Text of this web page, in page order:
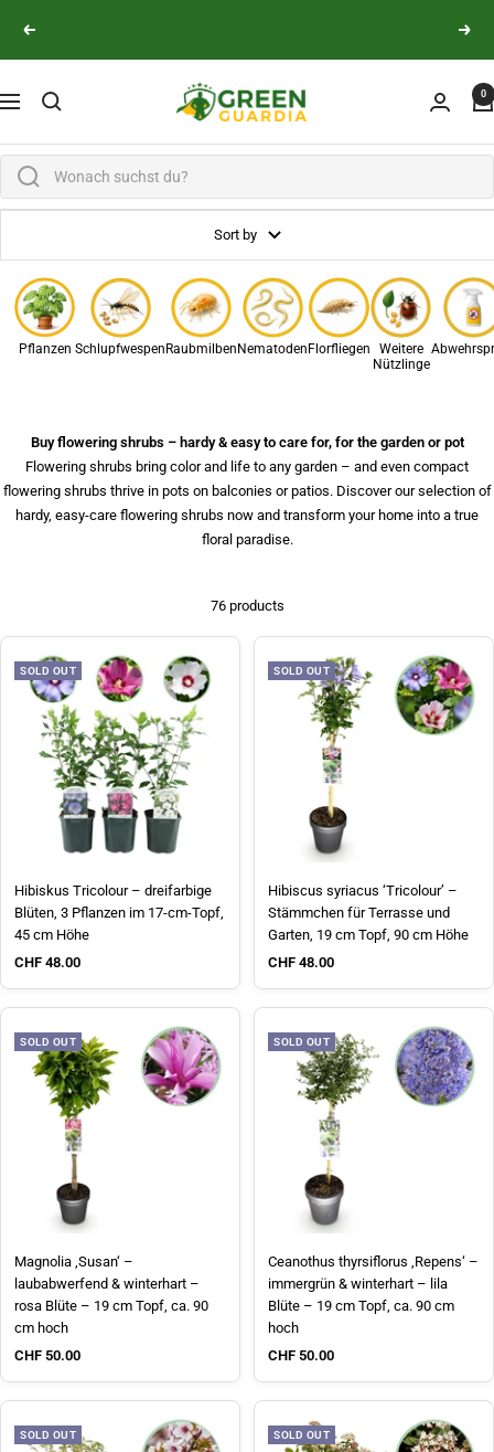
Previous
Next
Navigation
Green Guardia - Ihr Experte für Schädlinge und 0
Sort by
Pflanzen Schlupfwespen Raubmilben Nematoden Florfliegen
Weitere
Nützlinge
Buy flowering shrubs – hardy & easy to care for, for the garden or pot
Flowering shrubs bring color and life to any garden – and even compact
flowering shrubs thrive in pots on balconies or patios. Discover our selection of
hardy, easy-care flowering shrubs now and transform your home into a true
floral paradise.
76 products
SOLD OUT
Hibiskus Tricolour – dreifarbige
Blüten, 3 Pflanzen im 17-cm-Topf,
45 cm Höhe
Sale price
CHF 48.00
SOLD OUT
Hibiscus syriacus ‘Tricolour’ –
Stämmchen für Terrasse und
Garten, 19 cm Topf, 90 cm Höhe
Sale price
CHF 48.00
SOLD OUT
Magnolia ‚Susan‘ –
laubabwerfend & winterhart –
rosa Blüte – 19 cm Topf, ca. 90
cm hoch
Sale price
CHF 50.00
SOLD OUT
Ceanothus thyrsiflorus ‚Repens‘ –
immergrün & winterhart – lila
Blüte – 19 cm Topf, ca. 90 cm
hoch
Sale price
CHF 50.00
SOLD OUT SOLD OUT